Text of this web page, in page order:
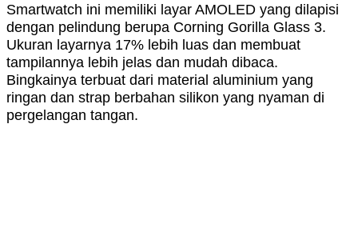
Smartwatch ini memiliki layar AMOLED yang dilapisi
dengan pelindung berupa Corning Gorilla Glass 3.
Ukuran layarnya 17% lebih luas dan membuat
tampilannya lebih jelas dan mudah dibaca.
Bingkainya terbuat dari material aluminium yang
ringan dan strap berbahan silikon yang nyaman di
pergelangan tangan.